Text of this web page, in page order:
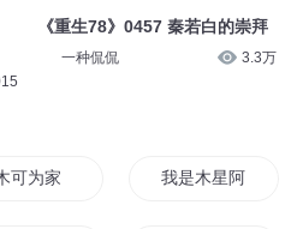
《重生78》0457 秦若白的崇拜
一种侃侃 3.3万
可为家 我是木星阿木木